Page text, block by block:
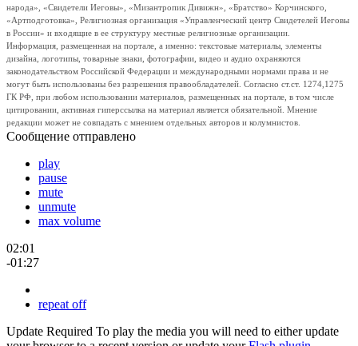
народа», «Свидетели Иеговы», «Мизантропик Дивижн», «Братство» Корчинского,
«Артподготовка», Религиозная организация «Управленческий центр Свидетелей Иеговы
в России» и входящие в ее структуру местные религиозные организации.
Информация, размещенная на портале, а именно: текстовые материалы, элементы
дизайна, логотипы, товарные знаки, фотографии, видео и аудио охраняются
законодательством Российской Федерации и международными нормами права и не
могут быть использованы без разрешения правообладателей. Согласно ст.ст. 1274,1275
ГК РФ, при любом использовании материалов, размещенных на портале, в том числе
цитировании, активная гиперссылка на материал является обязательной. Мнение
редакции может не совпадать с мнением отдельных авторов и колумнистов.
Сообщение отправлено
play
pause
mute
unmute
max volume
02:01
-01:27
repeat off
Update Required To play the media you will need to either update